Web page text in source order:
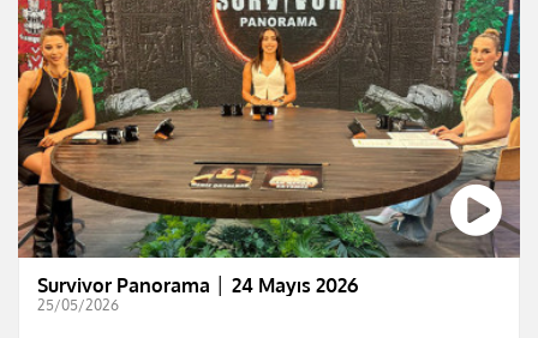
Survivor Panorama │ 24 Mayıs 2026
25/05/2026